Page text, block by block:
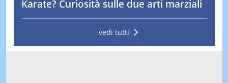
Karate? Curiosità sulle due arti marziali
vedi tutti